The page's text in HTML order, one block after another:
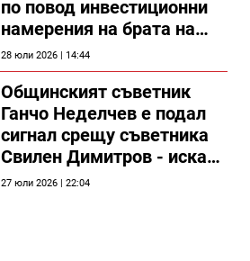
по повод инвестиционни
намерения на брата на
председателя на
Общински съвет Силистра
28 юли 2026 | 14:44
Общинският съветник
Ганчо Неделчев е подал
сигнал срещу съветника
Свилен Димитров - иска
етичната комисия на
27 юли 2026 | 22:04